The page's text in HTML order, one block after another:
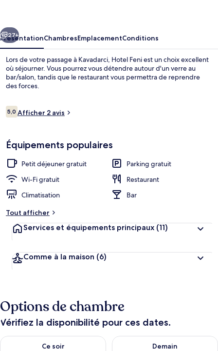
Suivant
27+
PrésentationChambresEmplacementConditions
Lors de votre passage à Kavadarci, Hotel Feni est un choix excellent
où séjourner. Vous pourrez vous détendre autour d'un verre au
bar/salon, tandis que le restaurant vous permettra de reprendre
des forces.
Avis
voyageurs
5,05,0 sur 10
Afficher 2 avis
Équipements populaires
Petit déjeuner gratuit
Parking gratuit
Wi-Fi gratuit
Restaurant
Climatisation
Bar
Tout afficher
Services et équipements principaux (11)
Comme à la maison (6)
Options de chambre
Vérifiez la disponibilité pour ces dates.
Ce soir
Vérifier la disponibilité pour ce soir août 10 - août 11
Demain
Vérifier la disponibilité pour